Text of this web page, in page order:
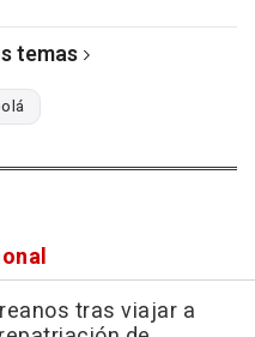
temas
tras viajar a